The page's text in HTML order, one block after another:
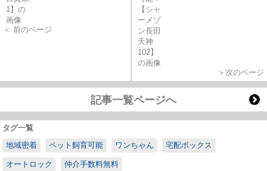
＜ 前のページ
＞次のページ
記事一覧ページへ
タグ一覧
地域密着
ペット飼育可能 ワンちゃん 宅配ボックス
オートロック 仲介手数料無料